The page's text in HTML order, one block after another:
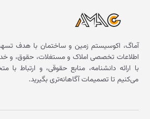
آماگ، اکوسیستم زمین و ساختمان با هدف
اطلاعات تخصصی املاک و مستغلات، حقوق، و
با ارائه دانشنامه، منابع حقوقی، و ارتباط
می‌کنیم تا تصمیمات آگاهانه‌تری بگیرید.